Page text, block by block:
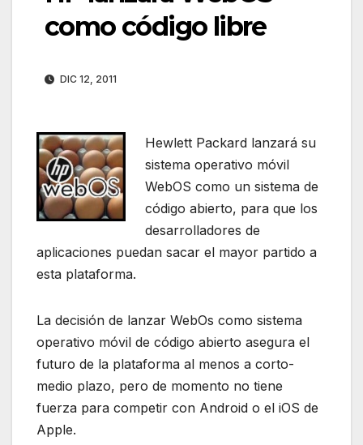
como código libre
DIC 12, 2011
Hewlett Packard lanzará su
sistema operativo móvil
WebOS como un sistema de
código abierto, para que los
desarrolladores de
aplicaciones puedan sacar el mayor partido a
esta plataforma.
La decisión de lanzar WebOs como sistema
operativo móvil de código abierto asegura el
futuro de la plataforma al menos a corto-
medio plazo, pero de momento no tiene
fuerza para competir con Android o el iOS de
Apple.